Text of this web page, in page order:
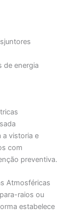
de energia
a vistoria e
com
preventiva.
Atmosféricas
raios ou
estabelece